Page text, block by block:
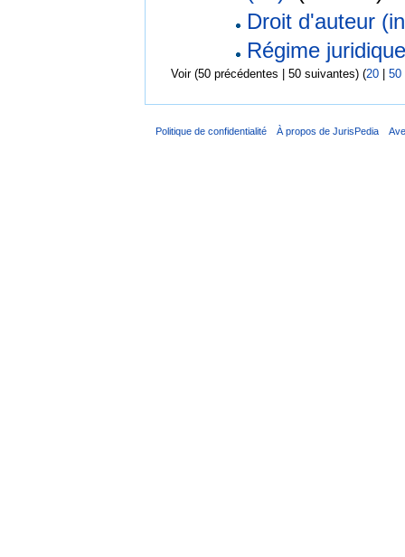
Droit d'auteur
Régime
Voir (50 précédentes | 50 suivantes) (20 50
Politique de confidentialité À propos de JurisPedia